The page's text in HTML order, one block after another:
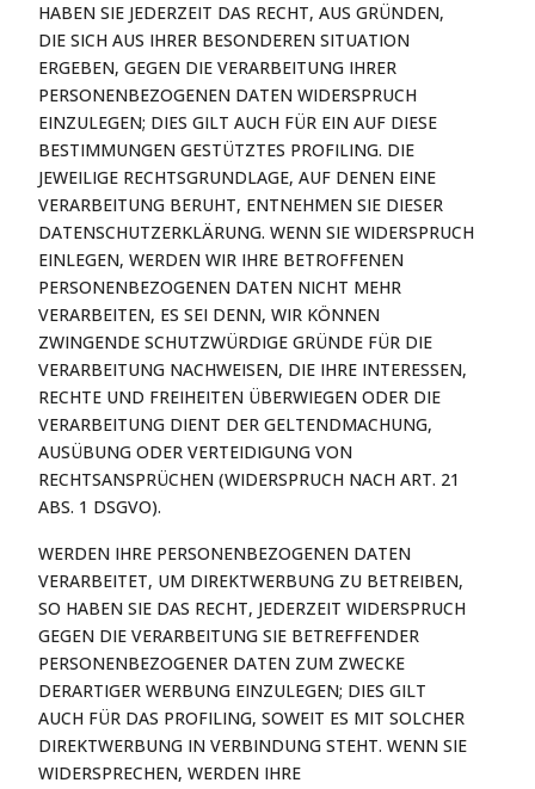
HABEN SIE JEDERZEIT DAS RECHT, AUS GRÜNDEN,
DIE SICH AUS IHRER BESONDEREN SITUATION
ERGEBEN, GEGEN DIE VERARBEITUNG IHRER
PERSONENBEZOGENEN DATEN WIDERSPRUCH
EINZULEGEN; DIES GILT AUCH FÜR EIN AUF DIESE
BESTIMMUNGEN GESTÜTZTES PROFILING. DIE
JEWEILIGE RECHTSGRUNDLAGE, AUF DENEN EINE
VERARBEITUNG BERUHT, ENTNEHMEN SIE DIESER
DATENSCHUTZERKLÄRUNG. WENN SIE WIDERSPRUCH
EINLEGEN, WERDEN WIR IHRE BETROFFENEN
PERSONENBEZOGENEN DATEN NICHT MEHR
VERARBEITEN, ES SEI DENN, WIR KÖNNEN
ZWINGENDE SCHUTZWÜRDIGE GRÜNDE FÜR DIE
VERARBEITUNG NACHWEISEN, DIE IHRE INTERESSEN,
RECHTE UND FREIHEITEN ÜBERWIEGEN ODER DIE
VERARBEITUNG DIENT DER GELTENDMACHUNG,
AUSÜBUNG ODER VERTEIDIGUNG VON
RECHTSANSPRÜCHEN (WIDERSPRUCH NACH ART. 21
ABS. 1 DSGVO).
WERDEN IHRE PERSONENBEZOGENEN DATEN
VERARBEITET, UM DIREKTWERBUNG ZU BETREIBEN,
SO HABEN SIE DAS RECHT, JEDERZEIT WIDERSPRUCH
GEGEN DIE VERARBEITUNG SIE BETREFFENDER
PERSONENBEZOGENER DATEN ZUM ZWECKE
DERARTIGER WERBUNG EINZULEGEN; DIES GILT
AUCH FÜR DAS PROFILING, SOWEIT ES MIT SOLCHER
DIREKTWERBUNG IN VERBINDUNG STEHT. WENN SIE
WIDERSPRECHEN, WERDEN IHRE